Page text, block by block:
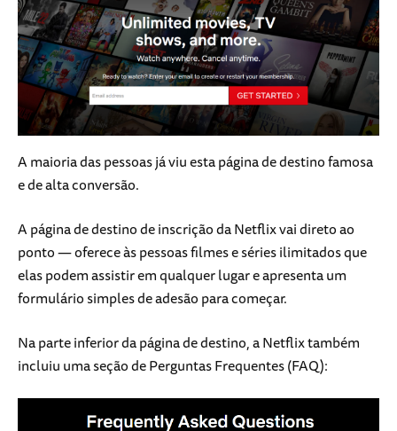
A maioria das pessoas já viu esta página de destino famosa
e de alta conversão.
A página de destino de inscrição da Netflix vai direto ao
ponto — oferece às pessoas filmes e séries ilimitados que
elas podem assistir em qualquer lugar e apresenta um
formulário simples de adesão para começar.
Na parte inferior da página de destino, a Netflix também
incluiu uma seção de Perguntas Frequentes (FAQ):